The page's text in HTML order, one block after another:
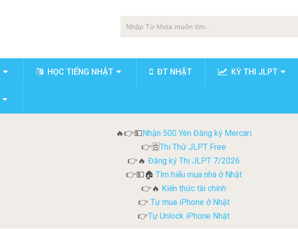
HỌC TIẾNG NHẬT ĐT NHẬT KỲ THI JLPT
🔥👉💵Nhận 500 Yên Đăng ký Mercari
👉🈴Thi Thử JLPT Free
👉🔥 Đăng ký Thi JLPT 7/2026
👉💵🏠 Tìm hiểu mua nhà ở Nhật
👉🔥 Kiến thức tài chính
👉 Tự mua iPhone ở Nhật
👉Tự Unlock iPhone Nhật